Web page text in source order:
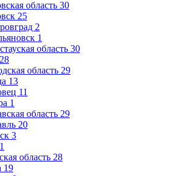
область 30
25
2
1
область 30
28
область 29
13
11
1
область 29
20
3
1
область 28
19